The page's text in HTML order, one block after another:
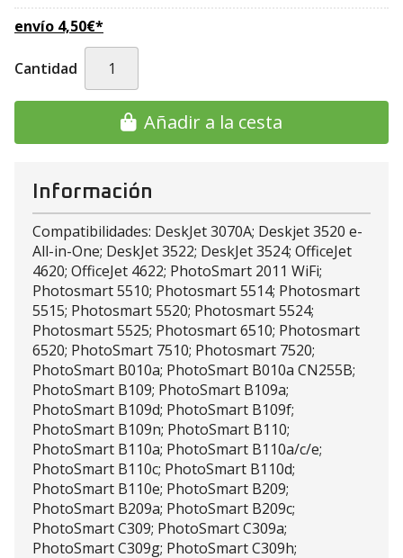
envío 4,50€*
Cantidad
Añadir a la cesta
Información
Compatibilidades: DeskJet 3070A; Deskjet 3520 e-
All-in-One; DeskJet 3522; DeskJet 3524; OfficeJet
4620; OfficeJet 4622; PhotoSmart 2011 WiFi;
Photosmart 5510; Photosmart 5514; Photosmart
5515; Photosmart 5520; Photosmart 5524;
Photosmart 5525; Photosmart 6510; Photosmart
6520; PhotoSmart 7510; Photosmart 7520;
PhotoSmart B010a; PhotoSmart B010a CN255B;
PhotoSmart B109; PhotoSmart B109a;
PhotoSmart B109d; PhotoSmart B109f;
PhotoSmart B109n; PhotoSmart B110;
PhotoSmart B110a; PhotoSmart B110a/c/e;
PhotoSmart B110c; PhotoSmart B110d;
PhotoSmart B110e; PhotoSmart B209;
PhotoSmart B209a; PhotoSmart B209c;
PhotoSmart C309; PhotoSmart C309a;
PhotoSmart C309g; PhotoSmart C309h;